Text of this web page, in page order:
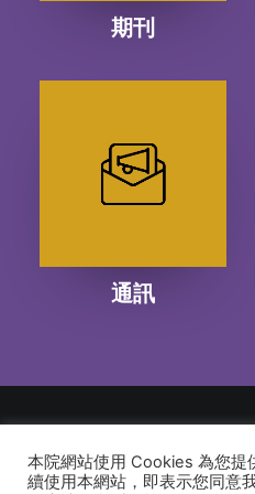
期刊
通訊
© 2026 建道神學院Alliance
本院網站使用 Cookies 為您提
續使用本網站，即表示您同意